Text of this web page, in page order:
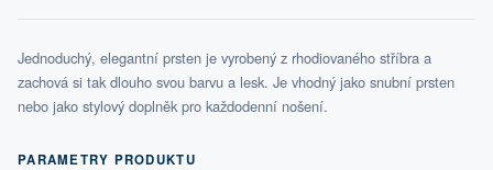
Jednoduchý, elegantní prsten je vyrobený z rhodiovaného stříbra a
zachová si tak dlouho svou barvu a lesk. Je vhodný jako snubní prsten
nebo jako stylový doplněk pro každodenní nošení.
PARAMETRY PRODUKTU